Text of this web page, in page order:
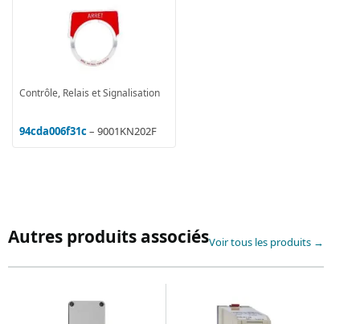
Contrôle, Relais et Signalisation
94cda006f31c– 9001KN202F
Autres produits associésVoir tous les produits →